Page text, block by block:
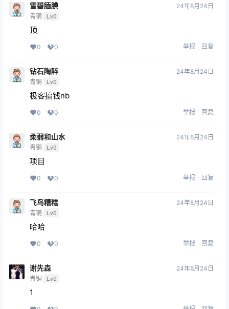
雪碧腼腆
青铜 Lv0
24年8月24日
顶
0 0 举报 回复
钻石陶醉
青铜 Lv0
24年8月24日
极客搞钱nb
0 0 举报 回复
柔弱和山水
青铜 Lv0
24年8月24日
项目
0 0 举报 回复
飞鸟糟糕
青铜 Lv0
24年8月24日
哈哈
0 0 举报 回复
谢先森
青铜 Lv0
24年8月24日
1